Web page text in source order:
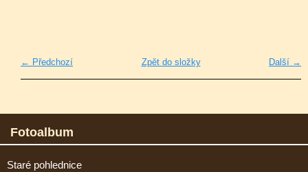
← Předchozí Další →
Zpět do složky
Fotoalbum
Staré pohlednice